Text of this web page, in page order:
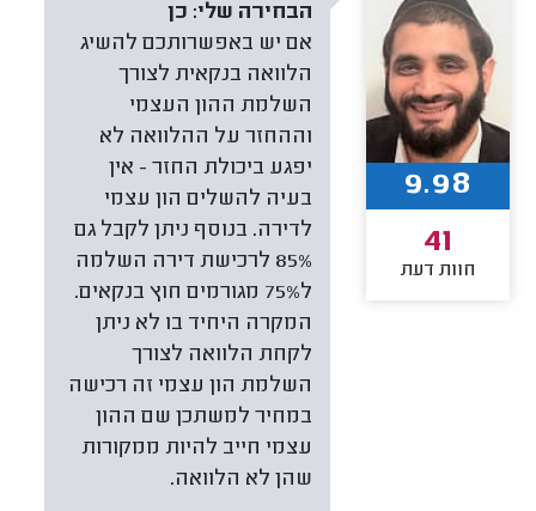
הבחירה שלי: כן
אם יש באפשרותכם להשיג
הלוואה בנקאית לצורך
השלמת ההון העצמי
וההחזר על ההלוואה לא
יפגע ביכולת החזר - אין
בעיה להשלים הון עצמי
לדירה. בנוסף ניתן לקבל גם
85% לרכישת דירה השלמה
ל75% מגורמים חוץ בנקאים.
המקרה היחיד בו לא ניתן
לקחת הלוואה לצורך
השלמת הון עצמי זה רכישה
במחיר למשתכן שם ההון
עצמי חייב להיות ממקורות
שהן לא הלוואה.
9.98
41
חוות דעת